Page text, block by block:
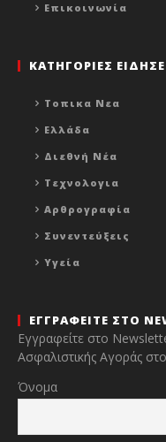
Επικοινωνία
ΚΑΤΗΓΟΡΙΕΣ
Τοπικα Νεα
Ελλάδα
Διεθνή Νέα
Τεχνολογια
Αρθρογραφία
Συνεντεύξεις
Υγεία
ΕΓΓΡΑΦΕΙΤΕ ΣΤΟ
Εγγραφείτε στο
Ασφαλιστικής Αγοράς
Όνομα